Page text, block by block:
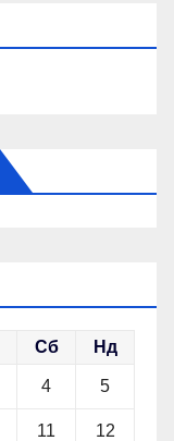
Сб Нд
4 5
11 12